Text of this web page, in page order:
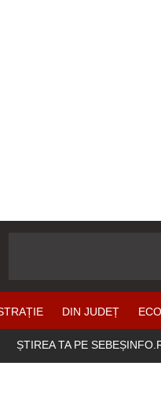
DIN JUDEȚ
ȘTIREA TA PE